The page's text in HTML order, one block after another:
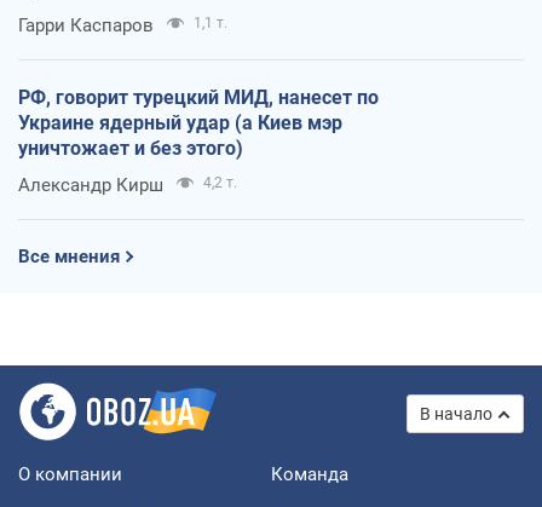
Гарри Каспаров 1,1 т.
РФ, говорит турецкий МИД, нанесет по
Украине ядерный удар (а Киев мэр
уничтожает и без этого)
Александр Кирш 4,2 т.
Все мнения
В начало
О компании Команда